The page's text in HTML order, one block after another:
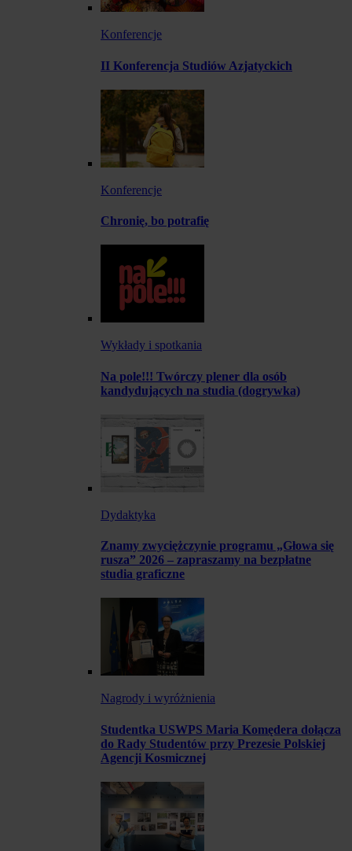
Konferencje
II Konferencja Studiów Azjatyckich
Konferencje
Chronię, bo potrafię
Wykłady i spotkania
Na pole!!! Twórczy plener dla osób
kandydujących na studia (dogrywka)
Dydaktyka
Znamy zwyciężczynie programu „Głowa się
rusza” 2026 – zapraszamy na bezpłatne
studia graficzne
Nagrody i wyróżnienia
Studentka USWPS Maria Komędera dołącza
do Rady Studentów przy Prezesie Polskiej
Agencji Kosmicznej